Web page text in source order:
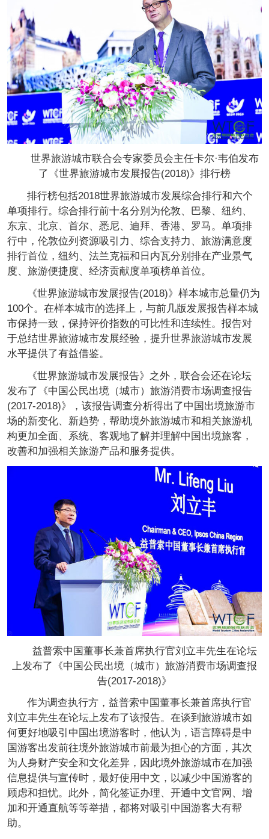
世界旅游城市联合会专家委员会主任卡尔·韦伯发布
了《世界旅游城市发展报告(2018)》排行榜
排行榜包括2018世界旅游城市发展综合排行和六个
单项排行。综合排行前十名分别为伦敦、巴黎、纽约、
东京、北京、首尔、悉尼、迪拜、香港、罗马。单项排
行中，伦敦位列资源吸引力、综合支持力、旅游满意度
排行首位，纽约、法兰克福和日内瓦分别排在产业景气
度、旅游便捷度、经济贡献度单项榜单首位。
《世界旅游城市发展报告(2018)》样本城市总量仍为
100个。在样本城市的选择上，与前几版发展报告样本城
市保持一致，保持评价指数的可比性和连续性。报告对
于总结世界旅游城市发展经验，提升世界旅游城市发展
水平提供了有益借鉴。
《世界旅游城市发展报告》之外，联合会还在论坛
发布了《中国公民出境（城市）旅游消费市场调查报告
(2017-2018)》，该报告调查分析得出了中国出境旅游市
场的新变化、新趋势，帮助境外旅游城市和相关旅游机
构更加全面、系统、客观地了解并理解中国出境旅客，
改善和加强相关旅游产品和服务提供。
益普索中国董事长兼首席执行官刘立丰先生在论坛
上发布了《中国公民出境（城市）旅游消费市场调查报
告(2017-2018)》
作为调查执行方，益普索中国董事长兼首席执行官
刘立丰先生在论坛上发布了该报告。在谈到旅游城市如
何更好地吸引中国出境游客时，他认为，语言障碍是中
国游客出发前往境外旅游城市前最为担心的方面，其次
为人身财产安全和文化差异，因此境外旅游城市在加强
信息提供与宣传时，最好使用中文，以减少中国游客的
顾虑和担忧。此外，简化签证办理、开通中文官网、增
加和开通直航等等举措，都将对吸引中国游客大有帮
助。